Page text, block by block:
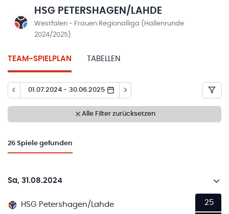
HSG PETERSHAGEN/LAHDE
Westfalen - Frauen Regionalliga (Hallenrunde
2024/2025)
TEAM-SPIELPLAN TABELLEN
01.07.2024 - 30.06.2025
Alle Filter zurücksetzen
26 Spiele gefunden
Sa, 31.08.2024
HSG Petershagen/Lahde
25